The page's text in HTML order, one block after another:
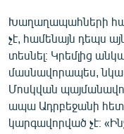
Խաղաղապահների
չէ, համենայն դեպս
տեսնել։ Կրեմլից
մասնավորապես,
Մոսկվան
ապա Ադրբեջանի
կարգավորված չէ։